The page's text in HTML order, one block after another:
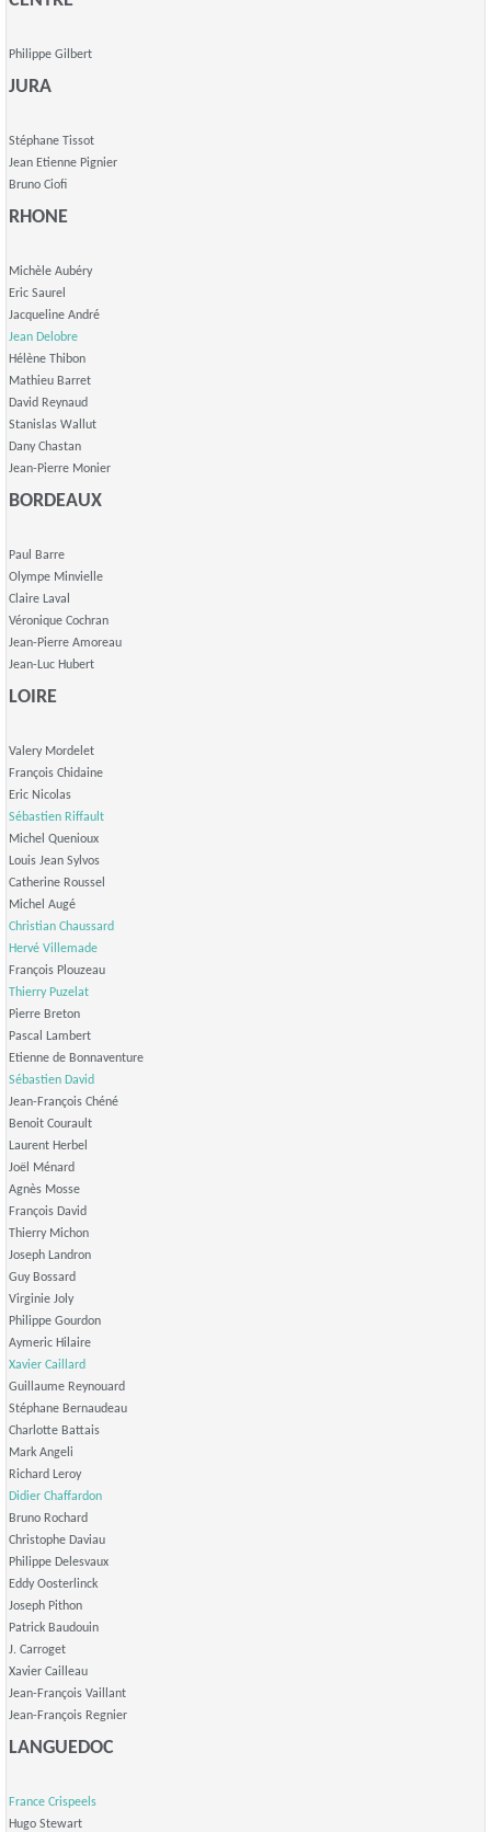
Philippe Gilbert
JURA
Stéphane Tissot
Jean Etienne Pignier
Bruno Ciofi
RHONE
Michèle Aubéry
Eric Saurel
Jacqueline André
Jean Delobre
Hélène Thibon
Mathieu Barret
David Reynaud
Stanislas Wallut
Dany Chastan
Jean-Pierre Monier
BORDEAUX
Paul Barre
Olympe Minvielle
Claire Laval
Véronique Cochran
Jean-Pierre Amoreau
Jean-Luc Hubert
LOIRE
Valery Mordelet
François Chidaine
Eric Nicolas
Sébastien Riffault
Michel Quenioux
Louis Jean Sylvos
Catherine Roussel
Michel Augé
Christian Chaussard
Hervé Villemade
François Plouzeau
Thierry Puzelat
Pierre Breton
Pascal Lambert
Etienne de Bonnaventure
Sébastien David
Jean-François Chéné
Benoit Courault
Laurent Herbel
Joël Ménard
Agnès Mosse
François David
Thierry Michon
Joseph Landron
Guy Bossard
Virginie Joly
Philippe Gourdon
Aymeric Hilaire
Xavier Caillard
Guillaume Reynouard
Stéphane Bernaudeau
Charlotte Battais
Mark Angeli
Richard Leroy
Didier Chaffardon
Bruno Rochard
Christophe Daviau
Philippe Delesvaux
Eddy Oosterlinck
Joseph Pithon
Patrick Baudouin
J. Carroget
Xavier Cailleau
Jean-François Vaillant
Jean-François Regnier
LANGUEDOC
France Crispeels
Hugo Stewart